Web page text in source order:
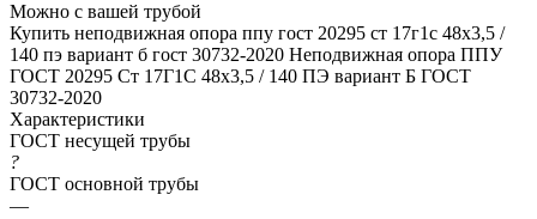
Можно с вашей трубой
Купить неподвижная опора ппу гост 20295 ст 17г1с 48x3,5 /
140 пэ вариант б гост 30732-2020 Неподвижная опора ППУ
ГОСТ 20295 Ст 17Г1С 48x3,5 / 140 ПЭ вариант Б ГОСТ
30732-2020
Характеристики
ГОСТ несущей трубы
?
ГОСТ основной трубы
—